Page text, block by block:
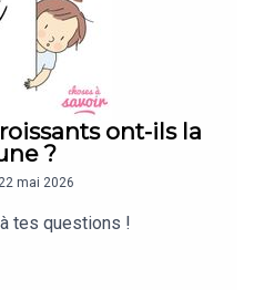
ont-ils la
?
mai 2026
tes questions !